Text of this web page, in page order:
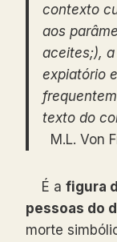
contexto
aos
aceites;),
expiatório
texto do
M.L. Von
É a figura
pessoas do
morte